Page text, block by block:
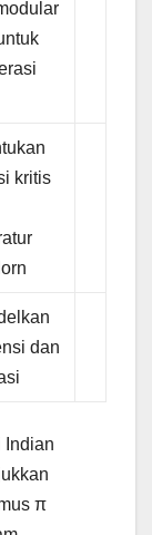
kritis
dan
Indian
π